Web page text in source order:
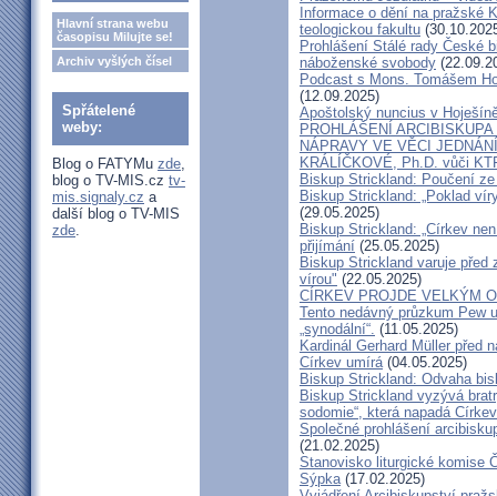
Hlavní strana webu
časopisu Milujte se!
Archiv vyšlých čísel
Spřátelené
weby:
Blog o FATYMu zde,
blog o TV-MIS.cz tv-
mis.signaly.cz a
další blog o TV-MIS
zde.
Informace o dění na pražské
teologickou fakultu
Prohlášení Stálé rady České
náboženské svobody
Podcast s Mons. Tomášem
(12.09.2025)
Apoštolský nuncius v
PROHLÁŠENÍ
NÁPRAVY VE VĚCI
KRÁLÍČKOVÉ, Ph.D. vůči
Biskup Strickland: Poučení
Biskup Strickland: „Poklad
(29.05.2025)
Biskup Strickland: „Církev
přijímání (25.05.2025)
Biskup Strickland varuje
vírou" (22.05.2025)
CÍRKEV PROJDE VELKÝM
Tento nedávný průzkum Pew
„synodální“. (11.05.2025)
Kardinál Gerhard Müller před
Církev umírá(04.05.2025)
Biskup Strickland: Odvaha
Biskup Strickland vyzývá
sodomie“, která napadá Církev
Společné prohlášení
(21.02.2025)
Stanovisko liturgické komise
Sýpka(17.02.2025)